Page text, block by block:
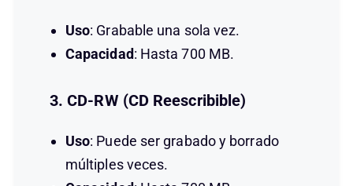
Uso: Grabable una sola vez.
Capacidad: Hasta 700 MB.
3. CD-RW (CD Reescribible)
Uso: Puede ser grabado y borrado
múltiples veces.